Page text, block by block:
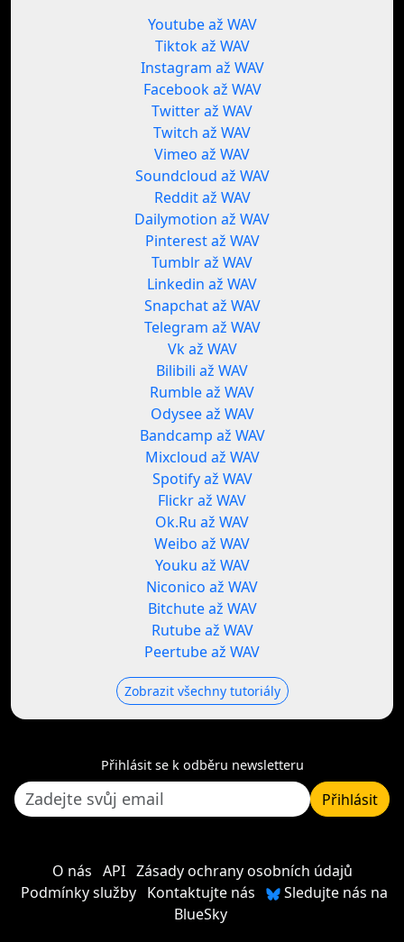
Youtube až WAV
Tiktok až WAV
Instagram až WAV
Facebook až WAV
Twitter až WAV
Twitch až WAV
Vimeo až WAV
Soundcloud až WAV
Reddit až WAV
Dailymotion až WAV
Pinterest až WAV
Tumblr až WAV
Linkedin až WAV
Snapchat až WAV
Telegram až WAV
Vk až WAV
Bilibili až WAV
Rumble až WAV
Odysee až WAV
Bandcamp až WAV
Mixcloud až WAV
Spotify až WAV
Flickr až WAV
Ok.Ru až WAV
Weibo až WAV
Youku až WAV
Niconico až WAV
Bitchute až WAV
Rutube až WAV
Peertube až WAV
Zobrazit všechny tutoriály
Přihlásit se k odběru newsletteru
Přihlásit
O nás API Zásady ochrany osobních údajů
Podmínky služby
Kontaktujte nás
Sledujte nás na
BlueSky